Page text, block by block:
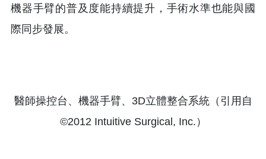
機器手臂的普及度能持續提升，手術水準也能與國
際同步發展。
醫師操控台、機器手臂、3D立體整合系統（引用自
©2012 Intuitive Surgical, Inc.）